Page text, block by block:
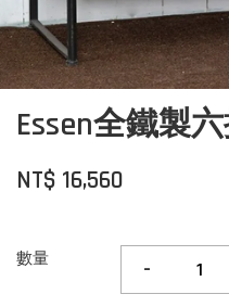
Essen全鐵製
NT$ 16,560
數量 -